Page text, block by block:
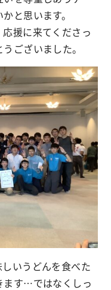
と思います。
援に来てくださっ
ございました。
いうどんを食べた
ます…ではなくしっ